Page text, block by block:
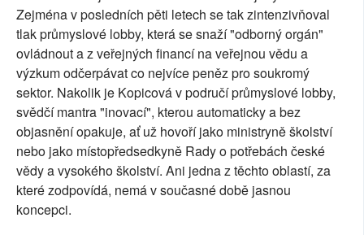
Zejména v posledních pěti letech se tak zintenzivňoval
tlak průmyslové lobby, která se snaží "odborný orgán"
ovládnout a z veřejných financí na veřejnou vědu a
výzkum odčerpávat co nejvíce peněz pro soukromý
sektor. Nakolik je Kopicová v područí průmyslové lobby,
svědčí mantra "inovací", kterou automaticky a bez
objasnění opakuje, ať už hovoří jako ministryně školství
nebo jako místopředsedkyně Rady o potřebách české
vědy a vysokého školství. Ani jedna z těchto oblastí, za
které zodpovídá, nemá v současné době jasnou
koncepci.